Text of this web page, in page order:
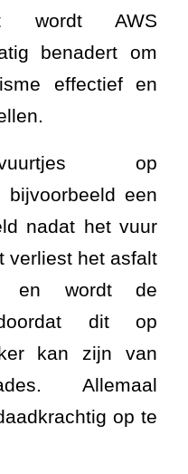
wordt AWS
benadert om
effectief en
op
bijvoorbeeld een
nadat het vuur
verliest het asfalt
en wordt de
doordat dit op
kan zijn van
Allemaal
op te